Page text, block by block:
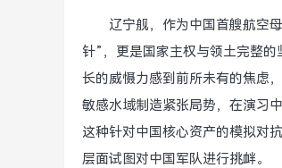
辽宁舰，作为中国首艘航空
针”，更是国家主权与领土完整
长的威慑力感到前所未有的焦虑
敏感水域制造紧张局势，在演习
这种针对中国核心资产的模拟对
层面试图对中国军队进行挑衅。